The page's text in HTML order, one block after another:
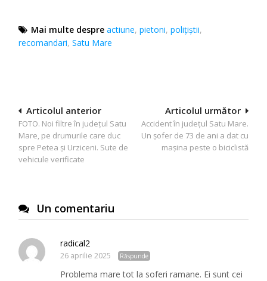
Mai multe despre actiune,pietoni,poliţiştii,
recomandari,Satu Mare
Navigare
în
articole
Articolul următor
Accident în județul Satu Mare.
Un șofer de 73 de ani a dat cu
mașina peste o biciclistă
Articolul anterior
FOTO. Noi filtre în județul Satu
Mare, pe drumurile care duc
spre Petea și Urziceni. Sute de
vehicule verificate
Un comentariu
radical2
26 aprilie 2025 Răspunde
Problema mare tot la soferi ramane. Ei sunt cei